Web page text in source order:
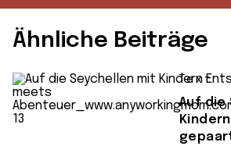
Ähnliche Beiträge
Text
Auf die